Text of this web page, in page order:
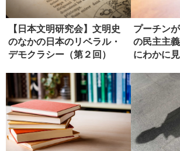
【日本文明研究会】文明史
のなかの日本のリベラル・
デモクラシー（第２回）
プーチン
の民主主
にわかに